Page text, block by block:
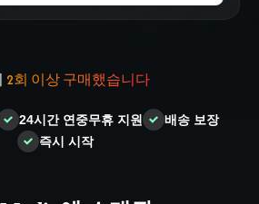
용자들의 신뢰
람들이별 5개리뷰를 남겼습니다
오늘 836명이 구매했습니다
24시간 연중무휴 지원
배송 보장
즉시 시작